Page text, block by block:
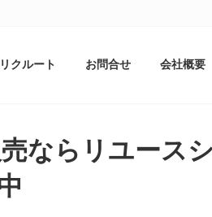
リクルート お問合せ 会社概要
ならリユース